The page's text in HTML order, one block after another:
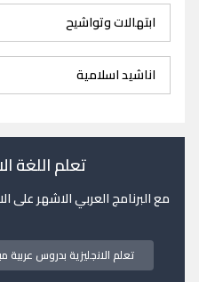
ابتهالات وتواشيح
اناشيد اسلامية
تعلم اللغة
مع البرنامج العربي الاشهر على الاطلاق
تعلم الانجليزية بدروس